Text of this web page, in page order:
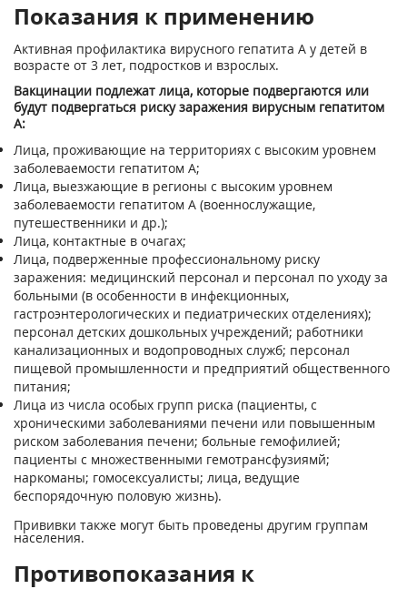
Показания к применению
Активная профилактика вирусного гепатита А у детей в
возрасте от 3 лет, подростков и взрослых.
Вакцинации подлежат лица, которые подвергаются или
будут подвергаться риску заражения вирусным гепатитом
А:
Лица, проживающие на территориях с высоким уровнем
заболеваемости гепатитом А;
Лица, выезжающие в регионы с высоким уровнем
заболеваемости гепатитом А (военнослужащие,
путешественники и др.);
Лица, контактные в очагах;
Лица, подверженные профессиональному риску
заражения: медицинский персонал и персонал по уходу за
больными (в особенности в инфекционных,
гастроэнтерологических и педиатрических отделениях);
персонал детских дошкольных учреждений; работники
канализационных и водопроводных служб; персонал
пищевой промышленности и предприятий общественного
питания;
Лица из числа особых групп риска (пациенты, с
хроническими заболеваниями печени или повышенным
риском заболевания печени; больные гемофилией;
пациенты с множественными гемотрансфузиямй;
наркоманы; гомосексуалисты; лица, ведущие
беспорядочную половую жизнь).
Прививки также могут быть проведены другим группам
населения.
Противопоказания к